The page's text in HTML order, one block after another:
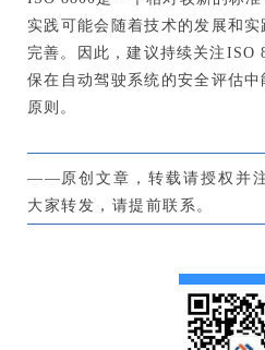
实践可能会随着技术的发展和
完善。因此，建议持续关注ISO
保在自动驾驶系统的安全评估
原则。
——原创文章，转载请授权并
大家转发，请提前联系。